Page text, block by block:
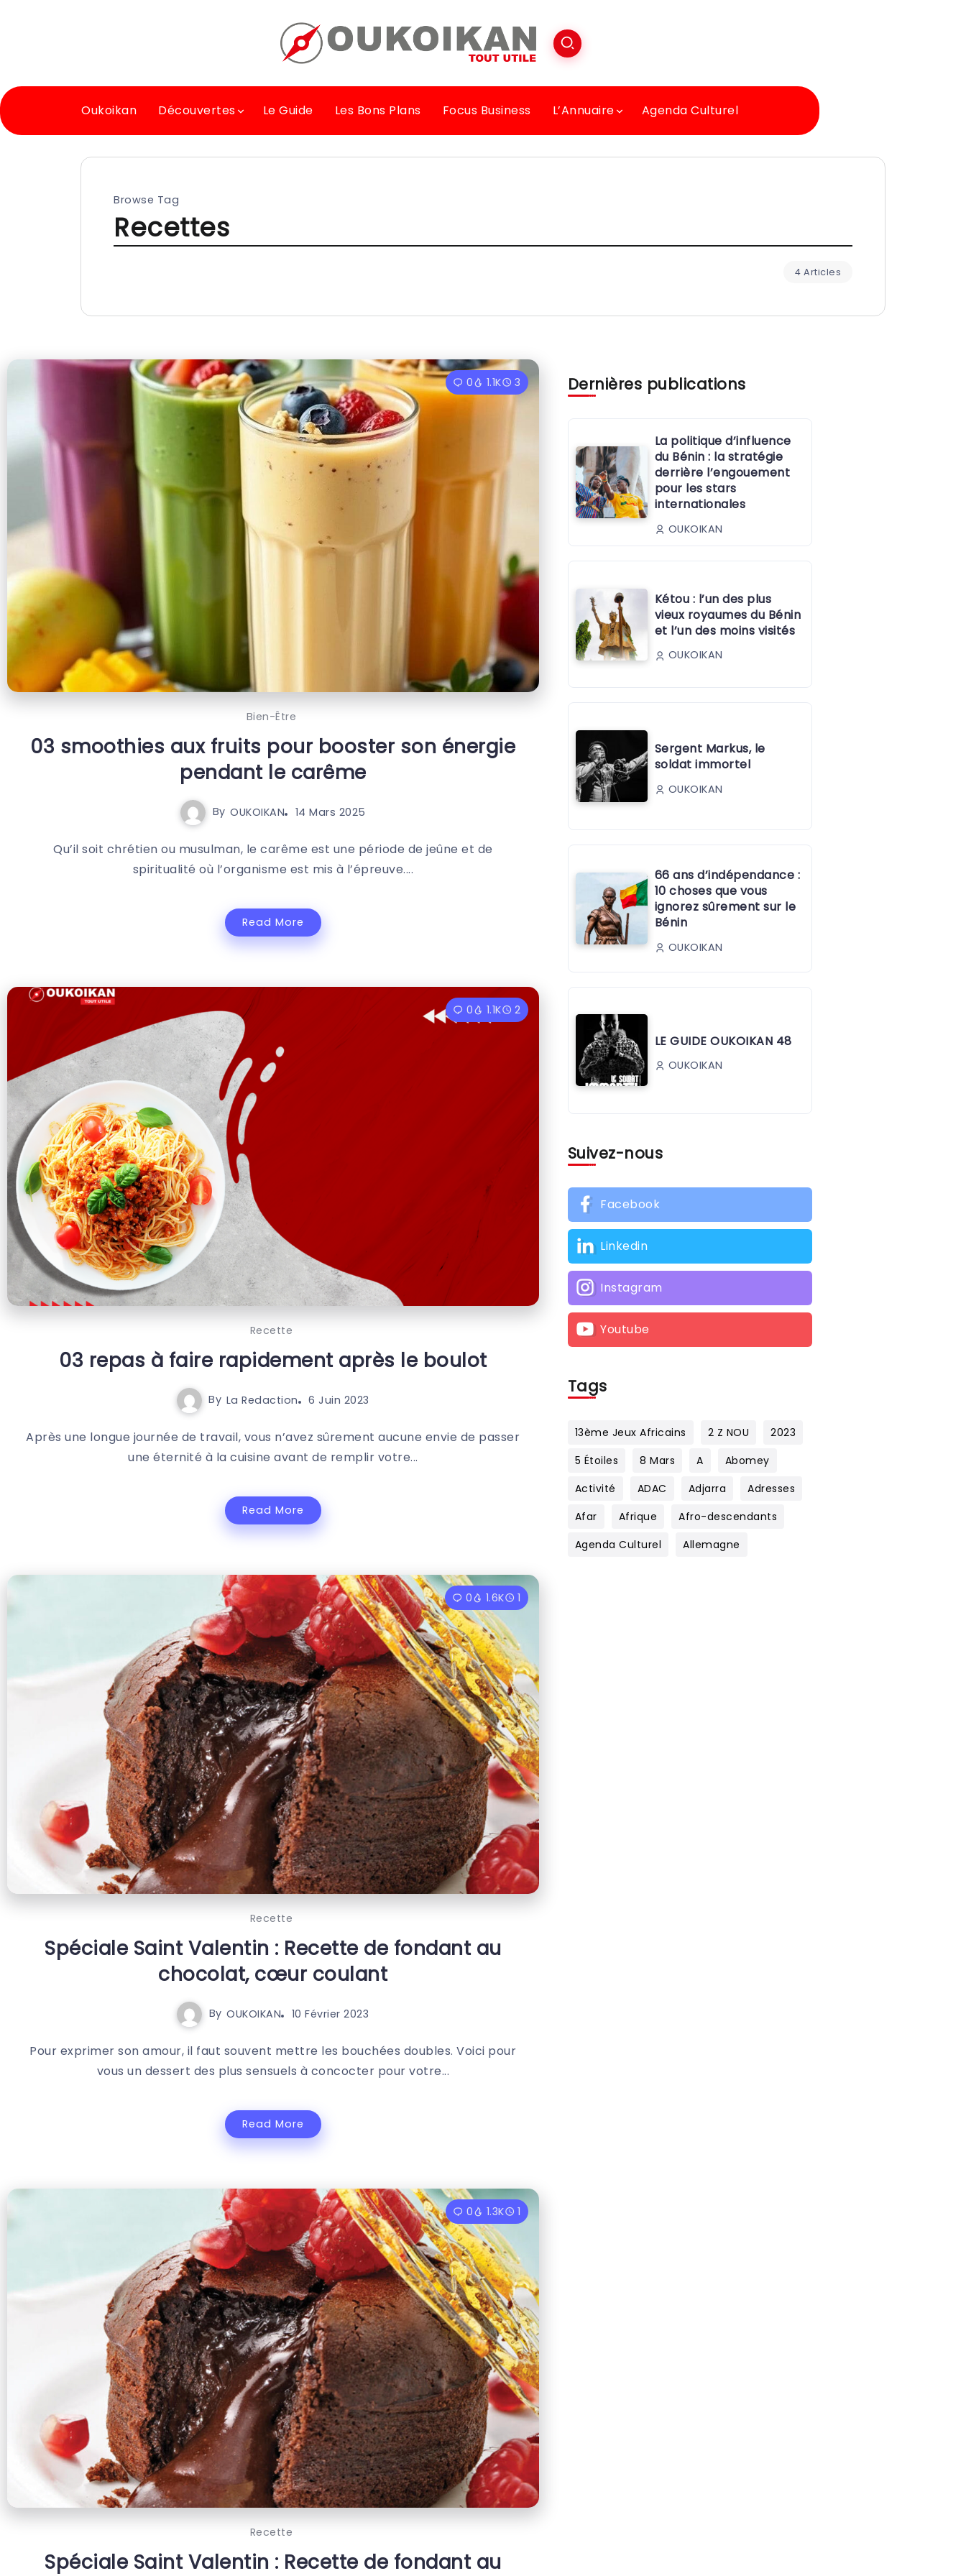
Oukoikan Découvertes Le Guide Les Bons Plans Focus Business L’Annuaire Agenda Culturel
Browse Tag
Recettes
4 Articles
0 1.1K 3
Bien-Être
03 smoothies aux fruits pour booster son énergie
pendant le carême
By OUKOIKAN 14 Mars 2025
Qu’il soit chrétien ou musulman, le carême est une période de jeûne et de
spiritualité où l’organisme est mis à l’épreuve....
Read More
0 1.1K 2
Recette
03 repas à faire rapidement après le boulot
By La Redaction 6 Juin 2023
Après une longue journée de travail, vous n’avez sûrement aucune envie de passer
une éternité à la cuisine avant de remplir votre...
Read More
0 1.6K 1
Recette
Spéciale Saint Valentin : Recette de fondant au
chocolat, cœur coulant
By OUKOIKAN 10 Février 2023
Pour exprimer son amour, il faut souvent mettre les bouchées doubles. Voici pour
vous un dessert des plus sensuels à concocter pour votre...
Read More
0 1.3K 1
Recette
Spéciale Saint Valentin : Recette de fondant au
Dernières publications
La politique d’influence
du Bénin : la stratégie
derrière l’engouement
pour les stars
internationales
OUKOIKAN
Kétou : l’un des plus
vieux royaumes du Bénin
et l’un des moins visités
OUKOIKAN
Sergent Markus, le
soldat immortel
OUKOIKAN
66 ans d’indépendance :
10 choses que vous
ignorez sûrement sur le
Bénin
OUKOIKAN
LE GUIDE OUKOIKAN 48
OUKOIKAN
Suivez-nous
Facebook
Linkedin
Instagram
Youtube
Tags
13ème Jeux Africains 2 Z NOU
2023
5 Étoiles
8 Mars A
Abomey
Activité
ADAC Adjarra
Adresses
Afar
Afrique
Afro-descendants
Agenda Culturel
Allemagne